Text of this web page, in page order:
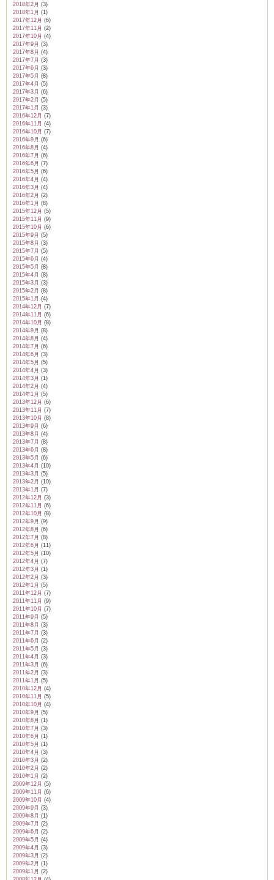
2018年2月 (3)
2018年1月 (1)
2017年12月 (6)
2017年11月 (2)
2017年10月 (4)
2017年9月 (3)
2017年8月 (4)
2017年7月 (3)
2017年6月 (3)
2017年5月 (8)
2017年4月 (5)
2017年3月 (6)
2017年2月 (5)
2017年1月 (3)
2016年12月 (7)
2016年11月 (4)
2016年10月 (7)
2016年9月 (6)
2016年8月 (4)
2016年7月 (6)
2016年6月 (7)
2016年5月 (6)
2016年4月 (4)
2016年3月 (4)
2016年2月 (2)
2016年1月 (8)
2015年12月 (5)
2015年11月 (9)
2015年10月 (6)
2015年9月 (5)
2015年8月 (3)
2015年7月 (5)
2015年6月 (4)
2015年5月 (8)
2015年4月 (8)
2015年3月 (3)
2015年2月 (8)
2015年1月 (4)
2014年12月 (7)
2014年11月 (6)
2014年10月 (8)
2014年9月 (8)
2014年8月 (4)
2014年7月 (6)
2014年6月 (3)
2014年5月 (5)
2014年4月 (3)
2014年3月 (1)
2014年2月 (4)
2014年1月 (5)
2013年12月 (6)
2013年11月 (7)
2013年10月 (8)
2013年9月 (6)
2013年8月 (4)
2013年7月 (8)
2013年6月 (8)
2013年5月 (6)
2013年4月 (10)
2013年3月 (5)
2013年2月 (10)
2013年1月 (7)
2012年12月 (3)
2012年11月 (6)
2012年10月 (8)
2012年9月 (9)
2012年8月 (6)
2012年7月 (8)
2012年6月 (11)
2012年5月 (10)
2012年4月 (7)
2012年3月 (1)
2012年2月 (3)
2012年1月 (5)
2011年12月 (7)
2011年11月 (9)
2011年10月 (7)
2011年9月 (5)
2011年8月 (3)
2011年7月 (3)
2011年6月 (2)
2011年5月 (3)
2011年4月 (3)
2011年3月 (6)
2011年2月 (3)
2011年1月 (5)
2010年12月 (4)
2010年11月 (5)
2010年10月 (4)
2010年9月 (5)
2010年8月 (1)
2010年7月 (3)
2010年6月 (1)
2010年5月 (1)
2010年4月 (3)
2010年3月 (2)
2010年2月 (2)
2010年1月 (2)
2009年12月 (5)
2009年11月 (6)
2009年10月 (4)
2009年9月 (3)
2009年8月 (1)
2009年7月 (2)
2009年6月 (2)
2009年5月 (4)
2009年4月 (3)
2009年3月 (2)
2009年2月 (1)
2009年1月 (2)